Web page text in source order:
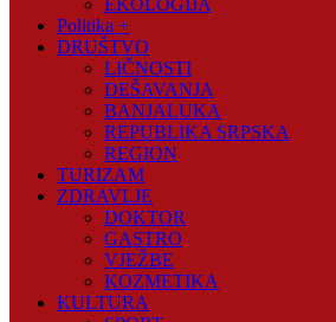
EKOLOGIJA
Politika +
DRUŠTVO
LIČNOSTI
DEŠAVANJA
BANJALUKA
REPUBLIKA SRPSKA
REGION
TURIZAM
ZDRAVLJE
DOKTOR
GASTRO
VJEŽBE
KOZMETIKA
KULTURA